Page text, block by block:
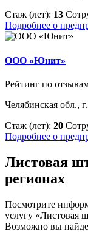
Стаж (лет): 13
Подробнее о
ООО «Юнит»
Рейтинг по
Челябинская обл.,
Стаж (лет): 20
Подробнее о
Листовая
регионах
Посмотрите
услугу «Листовая
Возможно вы